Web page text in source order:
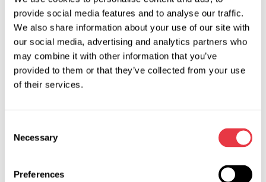
provide social media features and to analyse our traffic.
We also share information about your use of our site with
our social media, advertising and analytics partners who
may combine it with other information that you’ve
provided to them or that they’ve collected from your use
of their services.
Selection
Necessary
Preferences
важливих елементів і систем. За наявності ознак
несправності, потрібно провести діагностику генератора.
Перевірити генератор можна в спеціалізованому сервісі.
Устаткування для діагностики генератора
У лінійці обладнання компанії MSG Equipment для
експрес-діагностика генератора на автомобілі, з
COM;